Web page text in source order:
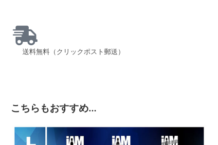
送料無料（クリックポスト郵送）
こちらもおすすめ…